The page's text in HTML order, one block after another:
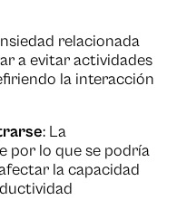
relacionada
a evitar actividades
la interacción
: La
por lo que se podría
la capacidad